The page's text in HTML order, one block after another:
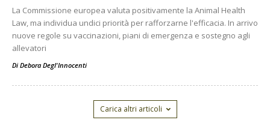
La Commissione europea valuta positivamente la Animal Health
Law, ma individua undici priorità per rafforzarne l'efficacia. In arrivo
nuove regole su vaccinazioni, piani di emergenza e sostegno agli
allevatori
Di Debora Degl'Innocenti
Carica altri articoli